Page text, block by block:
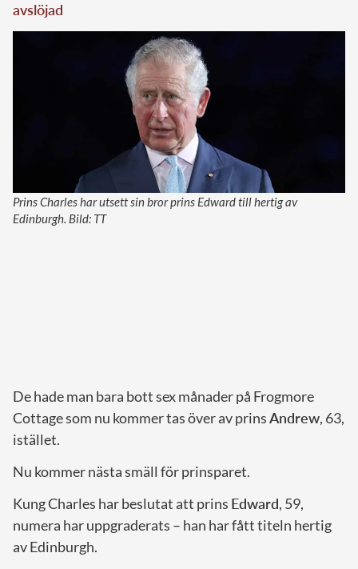
avslöjad
Prins Charles har utsett sin bror prins Edward till hertig av
Edinburgh. Bild: TT
De hade man bara bott sex månader på Frogmore
Cottage som nu kommer tas över av prinsAndrew, 63,
istället.
Nu kommer nästa smäll för prinsparet.
Kung Charles har beslutat att prins Edward, 59,
numera har uppgraderats – han har fått titeln hertig
av Edinburgh.